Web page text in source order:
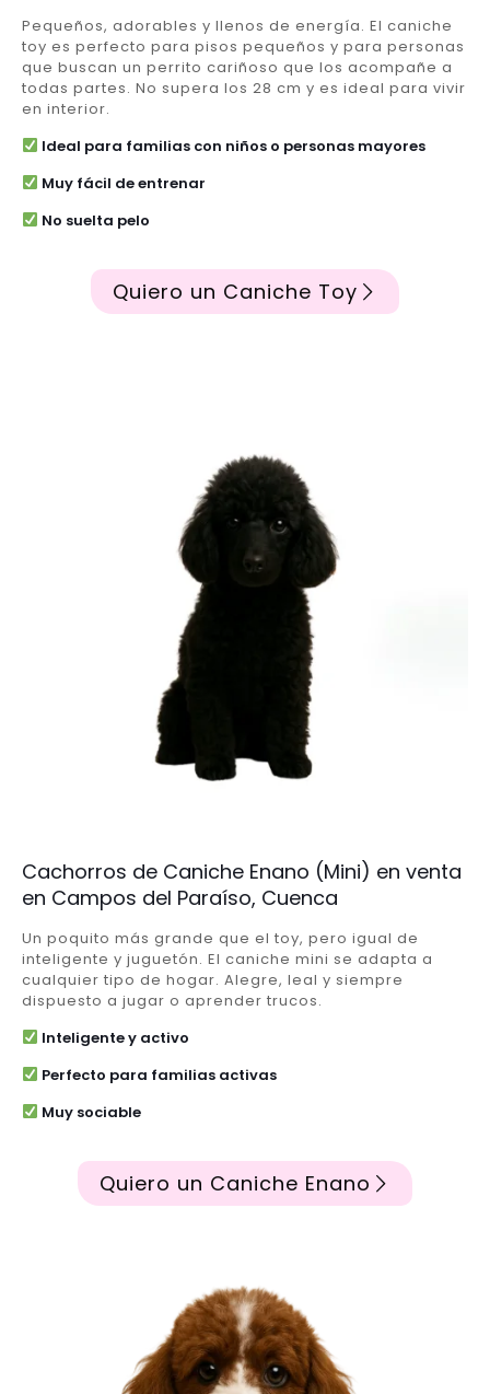
Pequeños, adorables y llenos de energía. El caniche
toy es perfecto para pisos pequeños y para personas
que buscan un perrito cariñoso que los acompañe a
todas partes. No supera los 28 cm y es ideal para vivir
en interior.
Ideal para familias con niños o personas mayores
Muy fácil de entrenar
No suelta pelo
Quiero un Caniche Toy
Cachorros de Caniche Enano (Mini) en venta
en Campos del Paraíso, Cuenca
Un poquito más grande que el toy, pero igual de
inteligente y juguetón. El caniche mini se adapta a
cualquier tipo de hogar. Alegre, leal y siempre
dispuesto a jugar o aprender trucos.
Inteligente y activo
Perfecto para familias activas
Muy sociable
Quiero un Caniche Enano